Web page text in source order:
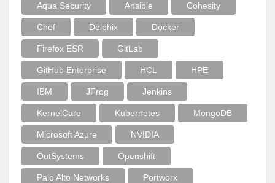
Aqua Security Ansible Cohesity
Chef Delphix Docker
Firefox ESR GitLab
GitHub Enterprise HCL HPE
IBM JFrog Jenkins
KernelCare Kubernetes MongoDB
Microsoft Azure NVIDIA
OutSystems Openshift
Palo Alto Networks Portworx